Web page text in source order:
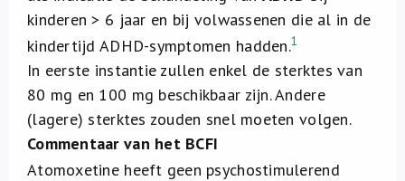
kinderen > 6 jaar en bij volwassenen die al in de
kindertijd ADHD-symptomen hadden.1
In eerste instantie zullen enkel de sterktes van
80 mg en 100 mg beschikbaar zijn. Andere
(lagere) sterktes zouden snel moeten volgen.
Commentaar van het BCFI
Atomoxetine heeft geen psychostimulerend